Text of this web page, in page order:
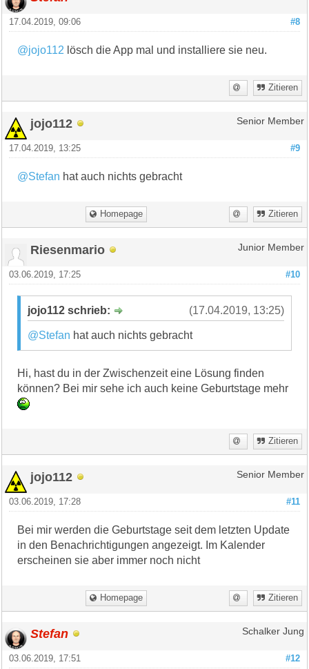
#8
17.04.2019, 09:06
@jojo112 lösch die App mal und installiere sie neu.
Zitieren
jojo112 Senior Member
#9
17.04.2019, 13:25
@Stefan hat auch nichts gebracht
Homepage Zitieren
Riesenmario Junior Member
#10
03.06.2019, 17:25
(17.04.2019, 13:25)
jojo112 schrieb:
@Stefan hat auch nichts gebracht
Hi, hast du in der Zwischenzeit eine Lösung finden
können? Bei mir sehe ich auch keine Geburtstage mehr
Zitieren
jojo112 Senior Member
#11
03.06.2019, 17:28
Bei mir werden die Geburtstage seit dem letzten Update
in den Benachrichtigungen angezeigt. Im Kalender
erscheinen sie aber immer noch nicht
Homepage Zitieren
Stefan Schalker Jung
#12
03.06.2019, 17:51